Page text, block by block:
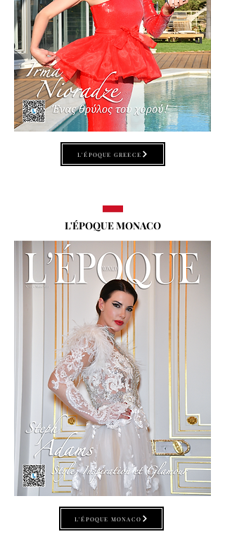
L'ÉPOQUE GREECE
L'ÉPOQUE MONACO
L'ÉPOQUE MONACO